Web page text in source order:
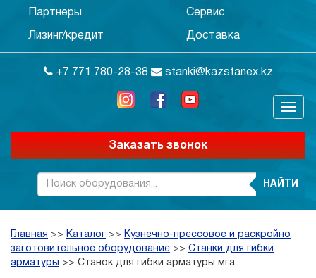
Партнеры Сервис
Лизинг/кредит Доставка
+7 771 780-28-38 stanki@kazstanex.kz
Заказать звонок
НАЙТИ
Главная >> Каталог >> Кузнечно-прессовое и раскройно
заготовительное оборудование >> Станки для гибки
арматуры
>> Станок для гибки арматуры мга